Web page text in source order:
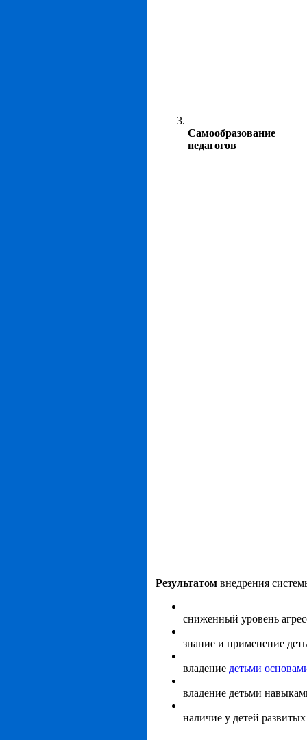
Самообразование
педагогов
Результатом внедрения
сниженный уровень
знание и применение
владение детьми
владение детьми
наличие у детей